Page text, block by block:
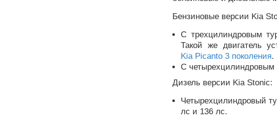
Бензиновые версии Kia
С трехцилиндровым
Такой же двигатель
Kia Picanto 3 поколения.
С четырехцилиндровым
Дизель версии Kia Stonic:
Четырехцилиндровый
лс и 136 лс.